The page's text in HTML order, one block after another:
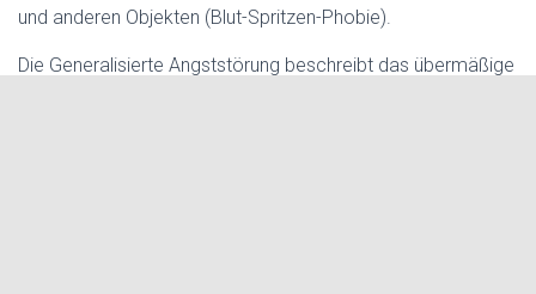
und anderen Objekten (Blut-Spritzen-Phobie).
Die Generalisierte Angststörung beschreibt das übermäßige